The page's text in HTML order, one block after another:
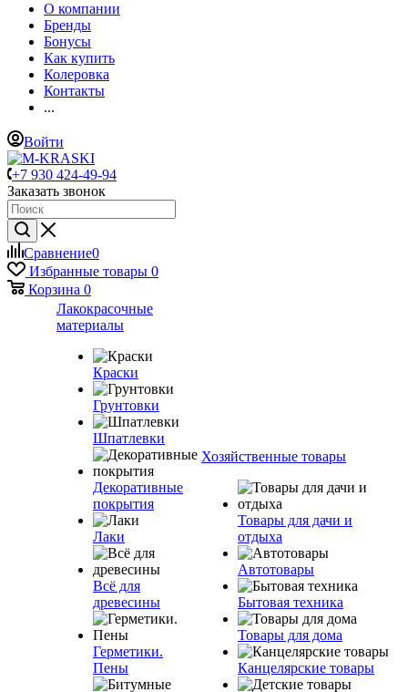
О компании
Бренды
Бонусы
Как купить
Колеровка
Контакты
...
Войти
+7 930 424-49-94
Заказать звонок
Сравнение0
Избранные товары 0
Корзина 0
Лакокрасочные
материалы
Краски
Грунтовки
Шпатлевки
Декоративные
покрытия
Лаки
Всё для
древесины
Герметики.
Пены
Хозяйственные товары
Товары для дачи и
отдыха
Автотовары
Бытовая техника
Товары для дома
Канцелярские товары